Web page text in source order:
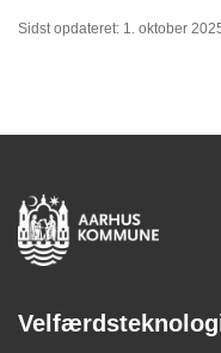
Sidst opdateret: 1. oktober